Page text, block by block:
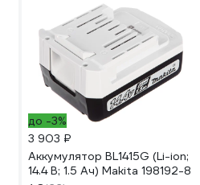
до -3%
3 903 ₽
Аккумулятор BL1415G (Li-ion;
14.4 В; 1.5 Ач) Makita 198192-8